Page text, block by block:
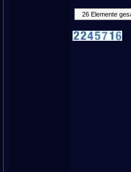
26 Elemente